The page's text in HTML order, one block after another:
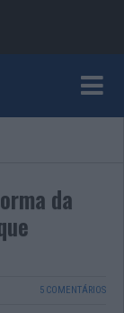
da
5 COMENTÁRIOS